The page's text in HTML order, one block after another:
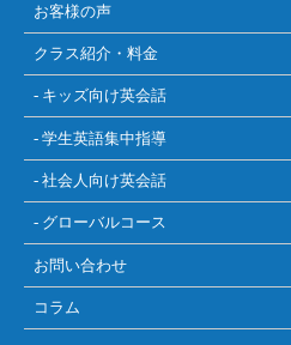
お客様の声
クラス紹介・料金
- キッズ向け英会話
- 学生英語集中指導
- 社会人向け英会話
- グローバルコース
お問い合わせ
コラム